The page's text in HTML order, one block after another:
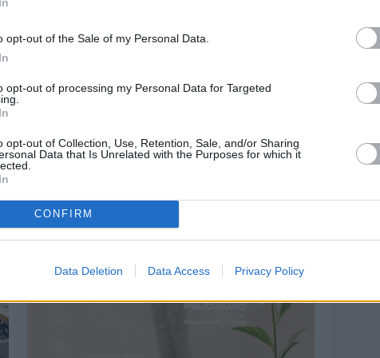
opt-out of the Sale of my Personal Data.
opt-out of processing my Personal Data for Targeted
opt-out of Collection, Use, Retention, Sale, and/or Sharing
Data that Is Unrelated with the Purposes for which it
CONFIRM
Data Deletion Data Access Privacy Policy
Οδηγοί Δασικών Υπηρεσιών: Ζητούν